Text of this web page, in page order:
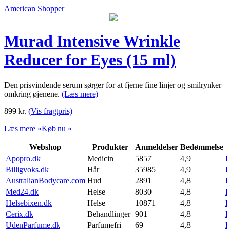
American Shopper
Murad Intensive Wrinkle
Reducer for Eyes (15 ml)
Den prisvindende serum sørger for at fjerne fine linjer og smilrynker
omkring øjenene. (Læs mere)
899 kr. (Vis fragtpris)
Læs mere »Køb nu »
Webshop Produkter Anmeldelser Bedømmelse
Apopro.dk
Medicin 5857 4,9
Billigvoks.dk
Hår 35985 4,9
AustralianBodycare.com Hud 2891 4,8
Med24.dk
Helse 8030 4,8
Helsebixen.dk
Helse 10871 4,8
Cerix.dk
Behandlinger 901 4,8
UdenParfume.dk
Parfumefri 69 4,8